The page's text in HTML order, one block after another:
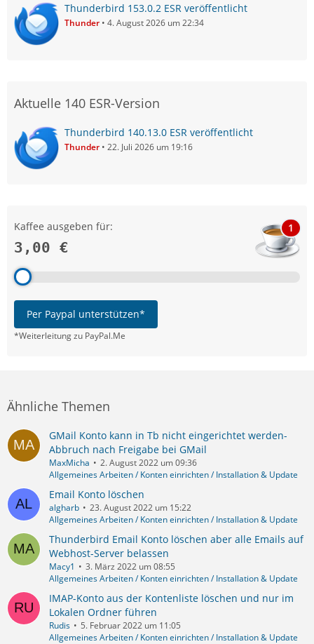
Thunderbird 153.0.2 ESR veröffentlicht
Thunder 4. August 2026 um 22:34
Aktuelle 140 ESR-Version
Thunderbird 140.13.0 ESR veröffentlicht
Thunder 22. Juli 2026 um 19:16
Kaffee ausgeben für:
3,00 €
1
Per Paypal unterstützen*
*Weiterleitung zu PayPal.Me
Ähnliche Themen
GMail Konto kann in Tb nicht eingerichtet werden-
Abbruch nach Freigabe bei GMail
MaxMicha
2. August 2022 um 09:36
Allgemeines Arbeiten / Konten einrichten / Installation & Update
Email Konto löschen
algharb
23. August 2022 um 15:22
Allgemeines Arbeiten / Konten einrichten / Installation & Update
Thunderbird Email Konto löschen aber alle Emails auf
Webhost-Server belassen
Macy1
3. März 2022 um 08:55
Allgemeines Arbeiten / Konten einrichten / Installation & Update
IMAP-Konto aus der Kontenliste löschen und nur im
Lokalen Ordner führen
Rudis
5. Februar 2022 um 11:05
Allgemeines Arbeiten / Konten einrichten / Installation & Update